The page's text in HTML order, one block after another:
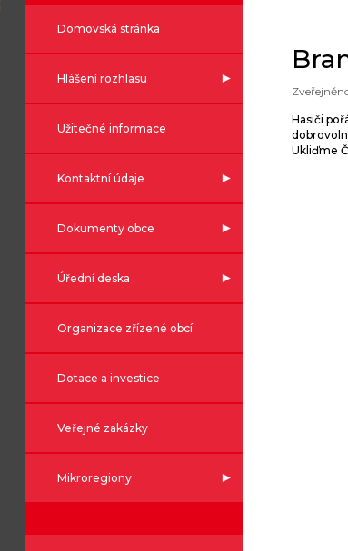
Domovská stránka
Hlášení rozhlasu
Užitečné informace
Kontaktní údaje
Dokumenty obce
Úřední deska
Organizace zřízené obcí
Dotace a investice
Veřejné zakázky
Mikroregiony
Hasiči
Ukliďme